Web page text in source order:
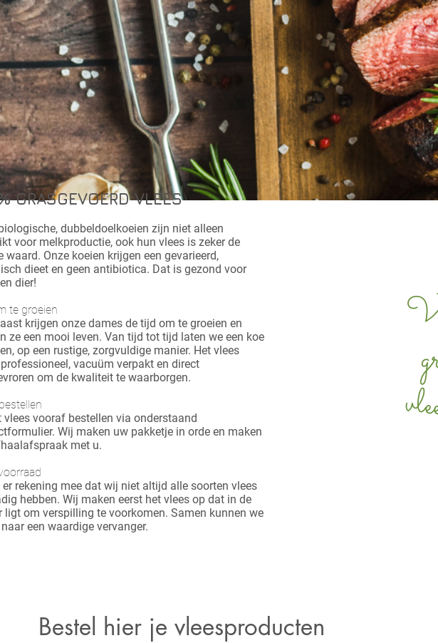
GRASGEVOERD VLEES
dubbeldoelkoeien zijn niet alleen
voor melkproductie, ook hun vlees is zeker de
waard. Onze koeien krijgen een gevarieerd,
dieet en geen antibiotica. Dat is gezond voor
dier!
te groeien
krijgen onze dames de tijd om te groeien en
ze een mooi leven. Van tijd tot tijd laten we een koe
op een rustige, zorgvuldige manier. Het vlees
vacuüm verpakt en direct
om de kwaliteit te waarborgen.
vlees vooraf bestellen via onderstaand
Wij maken uw pakketje in orde en maken
met u.
er rekening mee dat wij niet altijd alle soorten vlees
hebben. Wij maken eerst het vlees op dat in de
ligt om verspilling te voorkomen. Samen kunnen we
een waardige vervanger.
Bestel hier je vleesproducten